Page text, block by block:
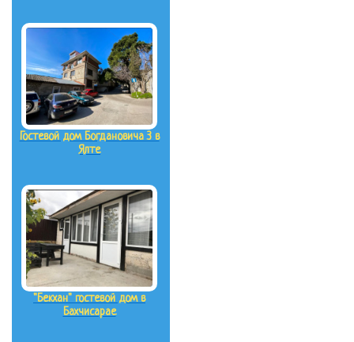
Гостевой дом Богдановича 3 в
Ялте
"Бекхан" гостевой дом в
Бахчисарае